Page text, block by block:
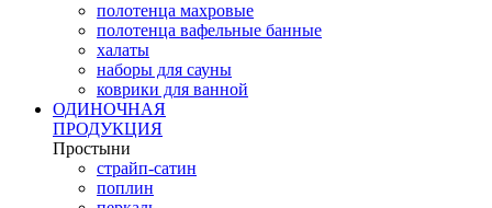
полотенца махровые
полотенца вафельные банные
халаты
наборы для сауны
коврики для ванной
ОДИНОЧНАЯ
ПРОДУКЦИЯ
Простыни
страйп-сатин
поплин